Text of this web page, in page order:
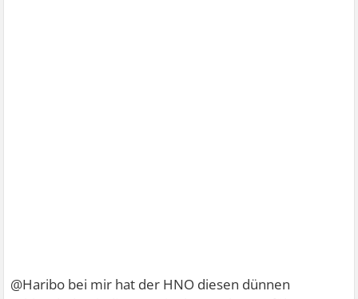
@Haribo bei mir hat der HNO diesen dünnen